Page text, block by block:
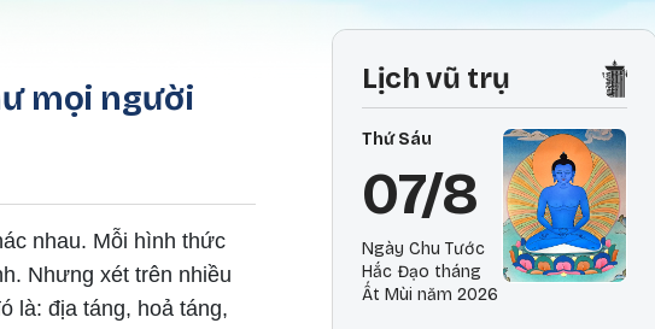
mọi người
nhau. Mỗi hình thức
Nhưng xét trên nhiều
là: địa táng, hoả táng,
Lịch vũ trụ
Thứ Sáu
07/8
Ngày Chu Tước
Hắc Đạo tháng
Ất Mùi năm 2026